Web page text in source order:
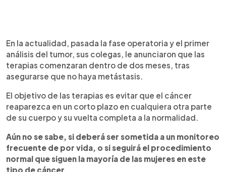
En la actualidad, pasada la fase operatoria y el primer
análisis del tumor, sus colegas, le anunciaron que las
terapias comenzaran dentro de dos meses, tras
asegurarse que no haya metástasis.
El objetivo de las terapias es evitar que el cáncer
reaparezca en un corto plazo en cualquiera otra parte
de su cuerpo y su vuelta completa a la normalidad.
Aún no se sabe, si deberá ser sometida a un monitoreo
frecuente de por vida, o si seguirá el procedimiento
normal que siguen la mayoría de las mujeres en este
tipo de cáncer.